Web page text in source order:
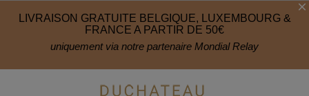
LIVRAISON GRATUITE BELGIQUE, LUXEMBOURG &
FRANCE A PARTIR DE 50€
uniquement via notre partenaire Mondial Relay